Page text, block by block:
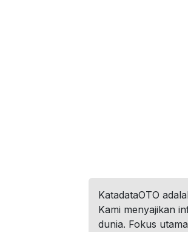
KatadataOTO
Kami menyajikan
dunia. Fokus